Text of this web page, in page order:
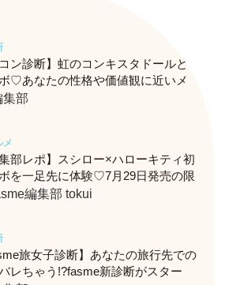
コン診断】虹のコンキスタドールと
♡あなたの性格や価値観に近いメ
がわかる、fasmeの新診断がスター
集部
メ
集部レポ】スシロー×ハローキティ初
を一足先に体験♡7月29日発売の限
ュー＆グッズをレポ！
編集部 tokui
旅女子診断】あなたの旅行先での
レちゃう!?fasme新診断がスター